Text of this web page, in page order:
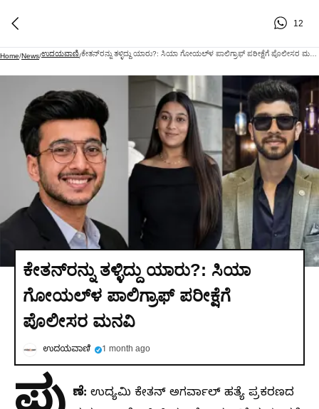
12
Home/News/ಉದಯವಾಣಿ/
ಕೇತನ್‌ರನ್ನು ತಳ್ಳಿದ್ದು ಯಾರು?: ಸಿಯಾ
ಗೋಯಲ್‌ಳ ಪಾಲಿಗ್ರಾಫ್ ಪರೀಕ್ಷೆಗೆ
ಪೊಲೀಸರ ಮನವಿ
ಉದಯವಾಣಿ 1 month ago
ಣೆ: ಉದ್ಯಮಿ ಕೇತನ್ ಅಗರ್ವಾಲ್ ಹತ್ಯೆ ಪ್ರಕರಣದ